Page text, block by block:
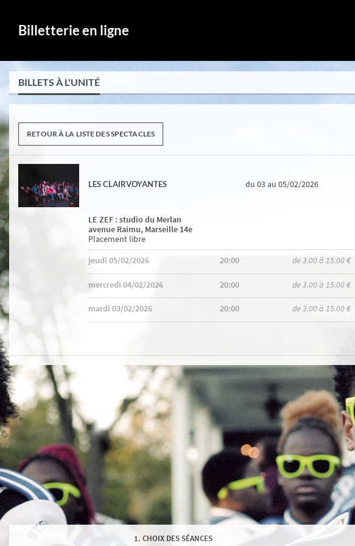
Billetterie en ligne
BILLETS À L'UNITÉ
RETOUR À LA LISTE DES SPECTACLES
LES CLAIRVOYANTES du 03au 05/02/2026
LE ZEF : studio du Merlan
avenue Raimu, Marseille 14e
Placement libre
jeudi 05/02/2026
20:00 de 3.00 à 15.00 €
mercredi 04/02/2026 20:00 de 3.00 à 15.00 €
mardi 03/02/2026 20:00 de 3.00 à 15.00 €
CHOIX DES SÉANCES